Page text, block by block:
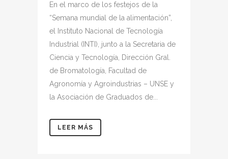
En el marco de los festejos de la
“Semana mundial de la alimentación”,
el Instituto Nacional de Tecnología
Industrial (INTI), junto a la Secretaria de
Ciencia y Tecnología, Dirección Gral.
de Bromatología, Facultad de
Agronomía y Agroindustrias – UNSE y
la Asociación de Graduados de...
LEER MÁS